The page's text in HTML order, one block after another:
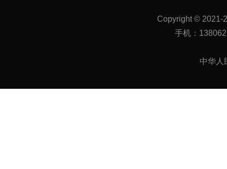
Copyright © 2021-
手机：
中华人